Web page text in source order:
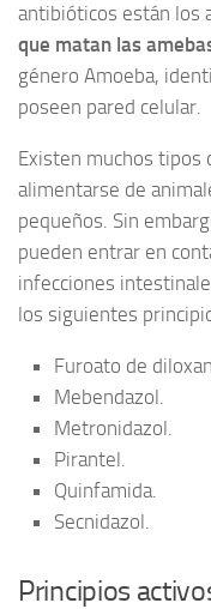
antibióticos están los
que matan las
género Amoeba,
poseen pared celular.
Existen muchos tipos
alimentarse de
pequeños. Sin
pueden entrar en
infecciones
los siguientes
Furoato de
Mebendazol.
Metronidazol.
Pirantel.
Quinfamida.
Secnidazol.
Principios